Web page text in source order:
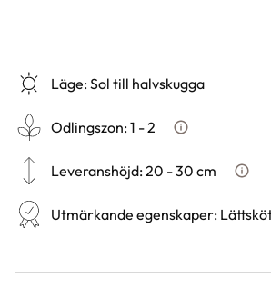
Läge:Sol till halvskugga
Odlingszon:1 - 2 Vad är
Leveranshöjd:20 - 30 cm Hur
Utmärkande egenskaper: